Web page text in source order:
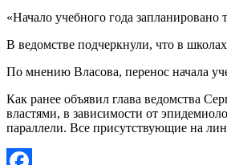
«Начало учебного года запланировано
В ведомстве подчеркнули, что в
По мнению Власова, перенос начала
Как ранее объявил глава ведомства
властями, в зависимости от
параллели. Все присутствующие на